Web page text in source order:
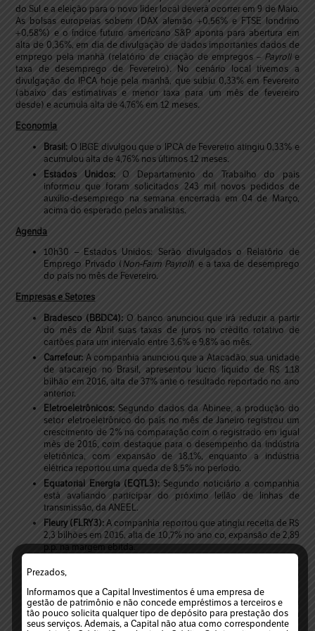
do Sul e a eleição para o novo líder local deverá ocorrer em 9 de Maio.
As bolsas europeias sobem (DAX alemão +0,56% e FTSE londrino
+0,58%) e o índice futuro americano S&P aponta para abertura em
alta de 0,36%, em dia de divulgação de dados importantes dados de
emprego pela manhã (relatório de criação de empregos – Payrolle
taxa de desemprego de Fevereiro). No cenário local tivemos a
divulgação do IPCA hoje pela manhã, que subiu 0,33% em Fevereiro
(abaixo das estimativas e menor taxa para um mês de fevereiro
desde) e acumula alta de 4,76% em 12 meses.
Economia
Brasil: O IBGE divulgou que o IPCA de Fevereiro atingiu 0,33% e
acumulou alta de 4,76% nos últimos 12 meses.
Estados Unidos:O Departamento do Trabalho do país
informou que foram solicitados 243 mil novos pedidos de
auxílio-desemprego na semana encerrada em 04 de Março,
acima do esperado pelos analistas.
Agenda
10h30 – Estados Unidos: Serão divulgados o Relatório de
Emprego Privado ( Non-Farm Payroll) e a taxa de desemprego
do país no mês de Fevereiro.
Empresas e Setores
Bradesco (BBDC4): O banco anunciou que irá reduzir a partir
do mês de Abril suas taxas de juros no crédito rotativo de
cartões para um intervalo entre 3,6% e 9,8% ao mês.
Carrefour: A companhia anunciou que a Atacadão, sua unidade
de atacarejo no Brasil, apresentou lucro líquido de R$ 1,18
bilhão em 2016, alta de 37% ante o resultado reportado no ano
anterior.
Eletroeletrônicos: Segundo dados da Abinee, a produção do
setor eletroeletrônico do país no mês de Janeiro registrou um
crescimento de 2% na comparação com o registrado em igual
mês de 2016, com destaque para o desempenho da indústria
eletrônica, com expansão de 18,1%, enquanto a indústria
elétrica reportou uma queda de 8,5% no período.
Equatorial Energia (EQTL3): Segundo noticiário a companhia
está avaliando participar do próximo leilão de linhas de
transmissão, da ANEEL.
Fleury (FLRY3): A companhia reportou que atingiu receita de R$
2,3 bilhões em 2016, alta de 10,7% no ano co, expansão de 2,89
p.p. na margem ebitda.
269 milhões no quarto trimestre de 2016, alta de 113,5% ante o
reportado em igual trimestre de 2015.
Multiplan (MULT3): A companhia reportou que atingiu receita
de R$ 1,3 bilhões em 2016, alta de 14,6% no ano e vendas na
mesma área de 3,3% no período.
Prezados,
Informamos que a Capital Investimentos é uma empresa de
gestão de patrimônio e não concede empréstimos a terceiros e
tão pouco solicita qualquer tipo de depósito para prestação dos
seus serviços. Ademais, a Capital não atua como correspondente